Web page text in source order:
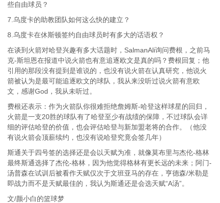
些自由球员？
7.乌度卡的助教团队如何这么快的建立？
8.乌度卡在休斯顿签约自由球员时有多大的话语权？
在谈到火箭对哈登兴趣有多大话题时，SalmanAli询问费根，之前马
克-斯坦恩在报道中说火箭也有意追逐欧文是真的吗？费根回复；他
引用的那段没有提到是谁说的，也没有说火箭在认真研究，他说火
箭被认为是最可能追逐欧文的球队，我从来没听过说火箭有意欧
文，感谢God，我从未听过。
费根还表示：作为火箭队你很难拒绝詹姆斯-哈登这样球星的回归，
火箭是一支20胜的球队有了哈登至少有战绩的保障，不过球队会详
细的评估哈登的价值，也会评估哈登与新加盟老将的合作。（他没
有说火箭会顶薪续约，也没有说哈登究竟会签几年）
斯通关于四号签的选择还是会以天赋为准，就像莫布里与杰伦-格林
最终斯通选择了杰伦-格林，因为他觉得格林有更长远的未来；阿门-
汤普森在试训后被看作天赋仅次于文班亚马的存在，亨德森/米勒是
即战力而不是天赋最佳的，我认为斯通还是会选天赋“A汤”。
文/颜小白的篮球梦